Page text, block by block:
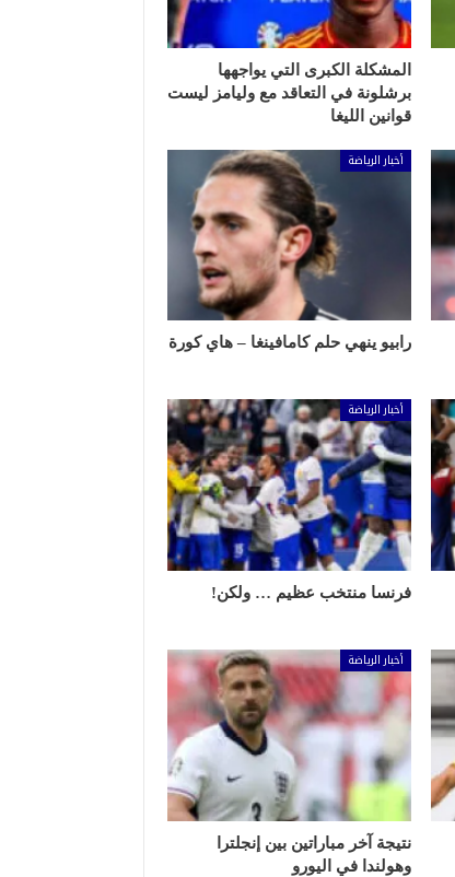
المشكلة الكبرى التي يواجهها
برشلونة في التعاقد مع وليامز ليست
قوانين الليغا
أخبار الرياضة
رابيو ينهي حلم كامافينغا – هاي كورة
أخبار الرياضة
فرنسا منتخب عظيم … ولكن!
أخبار الرياضة
نتيجة آخر مباراتين بين إنجلترا
وهولندا في اليورو